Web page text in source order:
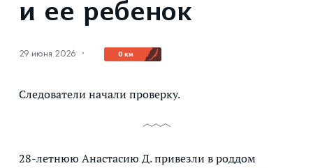
и ее ребенок
29 июня 2026 · 0 км
Следователи начали проверку.
28-летнюю Анастасию Д. привезли в роддом